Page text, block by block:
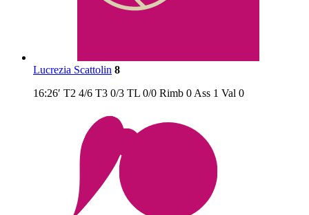
Lucrezia Scattolin 8
16:26′ T2 4/6 T3 0/3 TL 0/0 Rimb 0 Ass 1 Val 0